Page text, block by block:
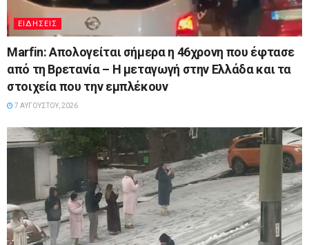
ΕΙΔΉΣΕΙΣ
Marfin: Απολογείται σήμερα η 46χρονη που έφτασε
από τη Βρετανία – Η μεταγωγή στην Ελλάδα και τα
στοιχεία που την εμπλέκουν
7 ΑΥΓΟΎΣΤΟΥ, 2026